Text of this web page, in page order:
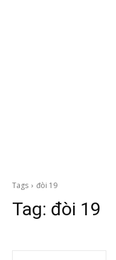
Tags đòi 19
Tag: đòi 19